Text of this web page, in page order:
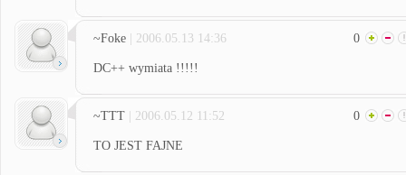
~Foke | 2006.05.13 14:36 0
DC++ wymiata !!!!!
~TTT | 2006.05.12 11:52 0
TO JEST FAJNE